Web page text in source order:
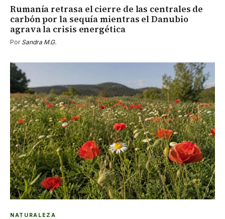
Rumanía retrasa el cierre de las centrales de
carbón por la sequía mientras el Danubio
agrava la crisis energética
Por Sandra M.G.
NATURALEZA